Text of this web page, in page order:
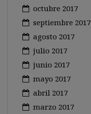
octubre 2017
septiembre 2017
agosto 2017
julio 2017
junio 2017
mayo 2017
abril 2017
marzo 2017